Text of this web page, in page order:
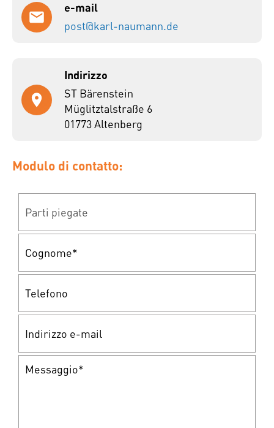
e-mail
post@karl-naumann.de
Indirizzo
ST Bärenstein
Müglitztalstraße 6
01773 Altenberg
Modulo di contatto: